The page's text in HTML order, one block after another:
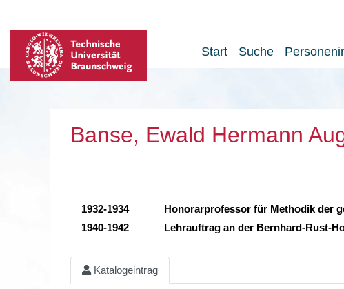
Start Suche
Banse, Ewald Hermann
1932-1934
Honorarprofessor für Methodik der
1940-1942
Lehrauftrag an der Bernhard-Rust-
Katalogeintrag